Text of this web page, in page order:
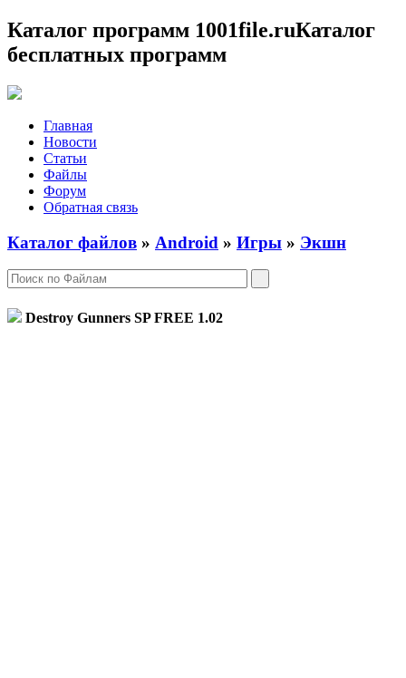
Каталог программ 1001file.ruКаталог
бесплатных программ
Главная
Новости
Статьи
Файлы
Форум
Обратная связь
Каталог файлов » Android » Игры » Экшн
Destroy Gunners SP FREE 1.02